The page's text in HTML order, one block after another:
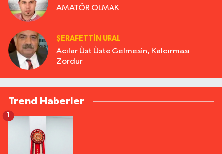
AMATÖR OLMAK
ŞERAFETTIN URAL
Acılar Üst Üste Gelmesin, Kaldırması
Zordur
Trend Haberler
1